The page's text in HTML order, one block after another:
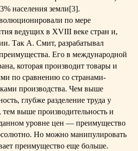
населения земли[3].
по мере
ведущих в XVIII веке стран и,
Так А. Смит, разрабатывал
Его в международной
которая производит товары и
по сравнению со странами-
производства. Чем выше
глубже разделение труда у
тем выше производительность и
уровне цен — преимущество
Но можно манипулировать
преимущество еще больше.